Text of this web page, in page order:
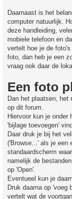
Daarnaast is het
computer natuurlijk.
deze handleiding,
mobiele telefoon en
vertelt hoe je de
foto, dan heb je een
vraag ook daar de
Een foto
Dan het plaatsen,
op dit forum.
Hiervoor kun je onder
'bijlage toevoegen'
Daar druk je bij het
('Browse...' als je een
standaardscherm
namelijk de
op 'Open'.
Eventueel kun je
Druk daarna op 'voeg
vertelt wat de